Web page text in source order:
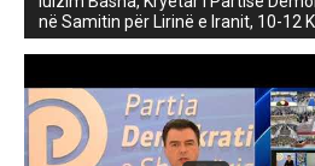
në Samitin për Lirinë e Iranit, 10-12